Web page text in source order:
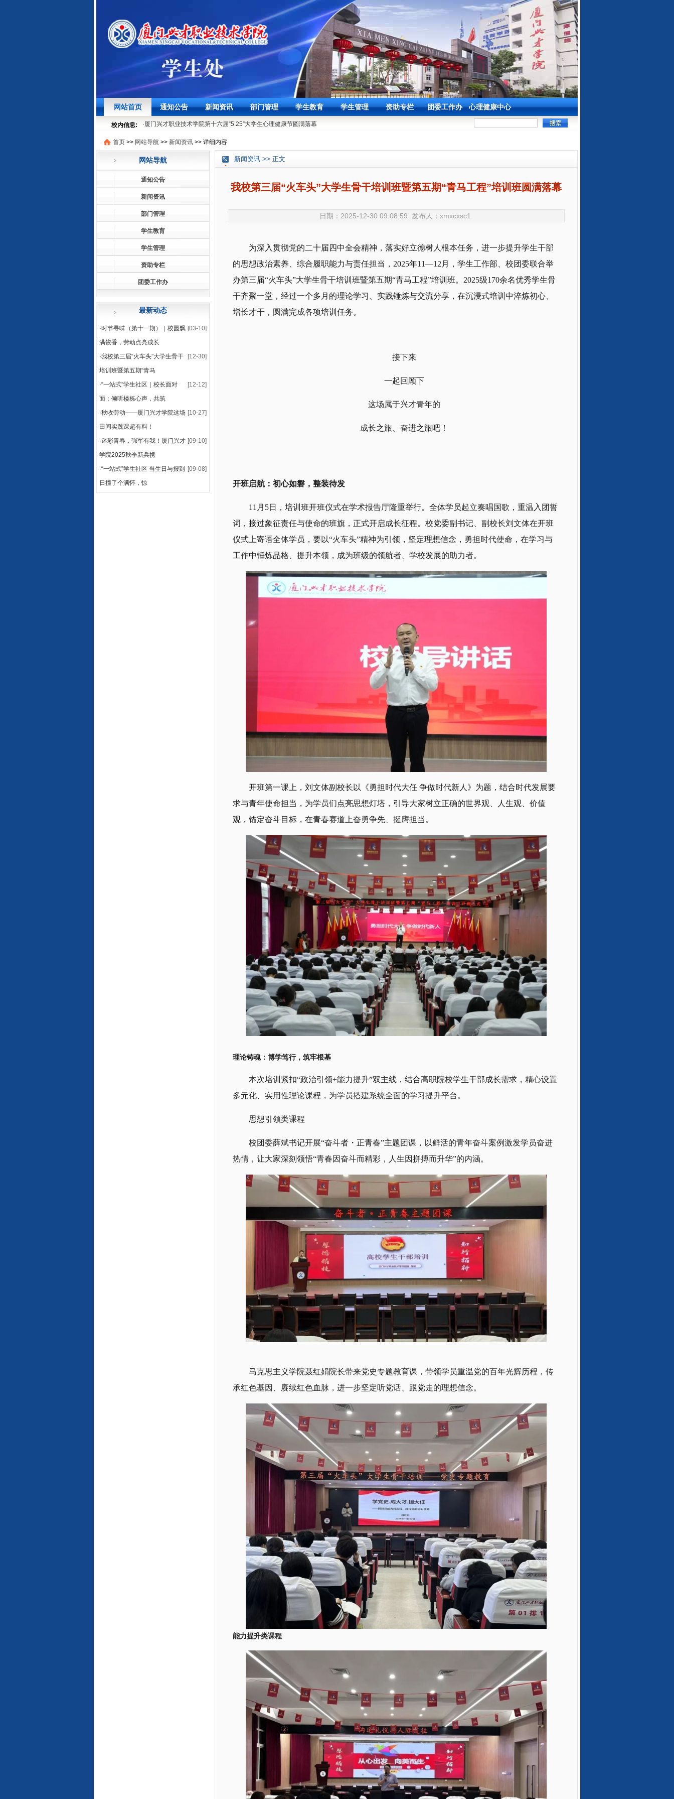
网站首页 通知公告 新闻资讯 部门管理 学生教育 学生管理 资助专栏 团委工作办 心理健康中心
校内信息:
·我校第三届“火车头”大学生骨干培训班暨第五期“青马工程”培训班
聚焦学生发展，筑牢安全底线┃我校召开3月学生工作例会03-27
·厦门兴才职业技术学院第十六届“5.25”大学生心理健康节圆满落幕
·我校第三届“火车头”大学生骨干培训班暨第五期“青马工程”培训班
·聚焦学生发展，筑牢安全底线┃我校召开3月学生工作例会
·厦门兴才职业技术学院第十六届“5.25”大学生心理健康节圆满落幕
05-29
首页 >> 网站导航 >> 新闻资讯 >> 详细内容
网站导航
通知公告
新闻资讯
部门管理
学生教育
学生管理
资助专栏
团委工作办
最新动态
[03-10]
·时节寻味（第十一期）｜校园飘
满饺香，劳动点亮成长
[12-30]
·我校第三届“火车头”大学生骨干
培训班暨第五期“青马
[12-12]
·“一站式”学生社区｜校长面对
面：倾听楼栋心声，共筑
[10-27]
·秋收劳动——厦门兴才学院这场
田间实践课超有料！
[09-10]
·迷彩青春，强军有我！厦门兴才
学院2025秋季新兵携
[09-08]
·“一站式”学生社区 当生日与报到
日撞了个满怀，惊
新闻资讯 >> 正文
我校第三届“火车头”大学生骨干培训班暨第五期“青马工程”培训班圆满落幕
日期：2025-12-30 09:08:59 发布人：xmxcxsc1
为深入贯彻党的二十届四中全会精神，落实好立德树人根本任务，进一步提升学生干部
的思想政治素养、综合履职能力与责任担当，2025年11—12月，学生工作部、校团委联合举
办第三届“火车头”大学生骨干培训班暨第五期“青马工程”培训班。2025级170余名优秀学生骨
干齐聚一堂，经过一个多月的理论学习、实践锤炼与交流分享，在沉浸式培训中淬炼初心、
增长才干，圆满完成各项培训任务。
接下来
一起回顾下
这场属于兴才青年的
成长之旅、奋进之旅吧！
开班启航：初心如磐，整装待发
11月5日，培训班开班仪式在学术报告厅隆重举行。全体学员起立奏唱国歌，重温入团誓
词，接过象征责任与使命的班旗，正式开启成长征程。校党委副书记、副校长刘文体在开班
仪式上寄语全体学员，要以“火车头”精神为引领，坚定理想信念，勇担时代使命，在学习与
工作中锤炼品格、提升本领，成为班级的领航者、学校发展的助力者。
开班第一课上，刘文体副校长以《勇担时代大任 争做时代新人》为题，结合时代发展要
求与青年使命担当，为学员们点亮思想灯塔，引导大家树立正确的世界观、人生观、价值
观，锚定奋斗目标，在青春赛道上奋勇争先、挺膺担当。
理论铸魂：博学笃行，筑牢根基
本次培训紧扣“政治引领+能力提升”双主线，结合高职院校学生干部成长需求，精心设置
多元化、实用性理论课程，为学员搭建系统全面的学习提升平台。
思想引领类课程
校团委薛斌书记开展“奋斗者・正青春”主题团课，以鲜活的青年奋斗案例激发学员奋进
热情，让大家深刻领悟“青春因奋斗而精彩，人生因拼搏而升华”的内涵。
马克思主义学院聂红娟院长带来党史专题教育课，带领学员重温党的百年光辉历程，传
承红色基因、赓续红色血脉，进一步坚定听党话、跟党走的理想信念。
能力提升类课程